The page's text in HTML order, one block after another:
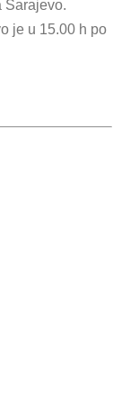
Sarajevo.
je u 15.00 h po